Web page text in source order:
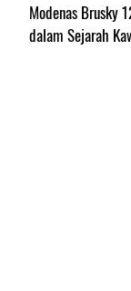
Modenas Brusky
dalam Sejarah